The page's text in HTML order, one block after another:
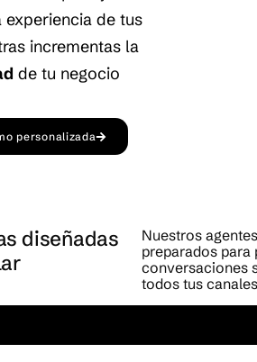
de tus
incrementas la
de tu negocio
personalizada
diseñadas
Nuestros
preparados para
conversaciones
todos tus